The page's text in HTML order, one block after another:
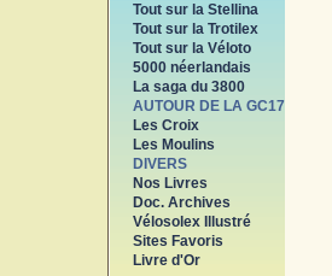
Tout sur la Stellina
Tout sur la Trotilex
Tout sur la Véloto
5000 néerlandais
La saga du 3800
AUTOUR DE LA GC17
Les Croix
Les Moulins
DIVERS
Nos Livres
Doc. Archives
Vélosolex Illustré
Sites Favoris
Livre d'Or